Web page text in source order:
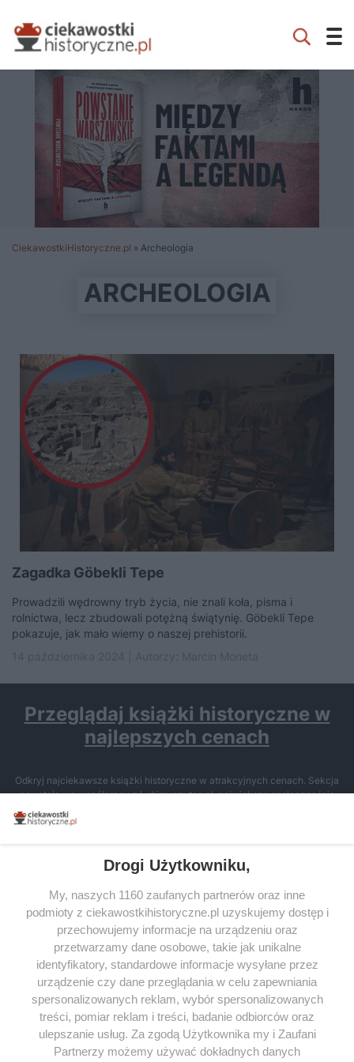
CiekawostkiHistoryczne.pl » Archeologia
ARCHEOLOGIA
Zagadka Göbekli Tepe
Prowadzili wędrowny tryb życia, nie znali koła, pisma i
rolnictwa, lecz zbudowali potężną świątynię. Göbekli Tepe
pokazuje, jak mało wiemy o naszej prehistorii.
Przeglądaj książki historyczne w
najlepszych cenach
Odkryj najciekawsze książki historyczne w atrakcyjnych cenach. Sekcja
powstała we współpracy z Lubimyczytac.pl, największą społecznością
miłośników literatury w Polsce – dzięki temu możesz wybierać spośród
tytułów najwyżej ocenianych przez czytelników.
SERWIS
SPOŁECZNOŚĆ
WSPÓŁPRACA
KONTAKT
Drogi Użytkowniku,
My, naszych 1160 zaufanych partnerów oraz inne
podmioty z ciekawostkihistoryczne.pl uzyskujemy dostęp i
przechowujemy informacje na urządzeniu oraz
przetwarzamy dane osobowe, takie jak unikalne
identyfikatory, standardowe informacje wysyłane przez
urządzenie czy dane przeglądania w celu zapewniania
spersonalizowanych reklam, wybór spersonalizowanych
treści, pomiar reklam i treści, badanie odbiorców oraz
ulepszanie usług. Za zgodą Użytkownika my i Zaufani
Partnerzy możemy używać dokładnych danych